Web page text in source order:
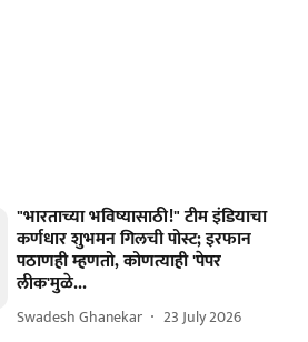
"भारताच्या भविष्यासाठी!" टीम इंडियाचा
कर्णधार शुभमन गिलची पोस्ट; इरफान
पठाणही म्हणतो, कोणत्याही 'पेपर
लीक'मुळे...
Swadesh Ghanekar 23 July 2026